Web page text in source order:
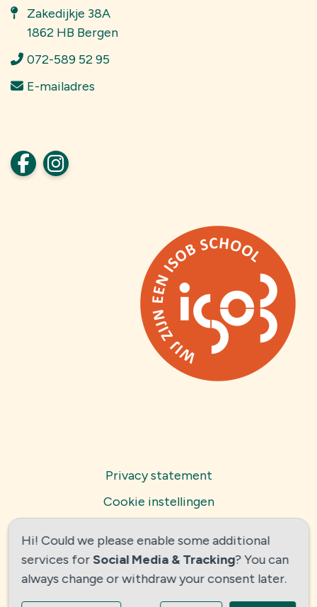
Zakedijkje 38A
1862 HB Bergen
072-589 52 95
E-mailadres
Privacy statement
Cookie instellingen
Powered bySocial Schools
Hi! Could we please enable some additional
services forSocial Media & Tracking? You can
always change or withdraw your consent later.